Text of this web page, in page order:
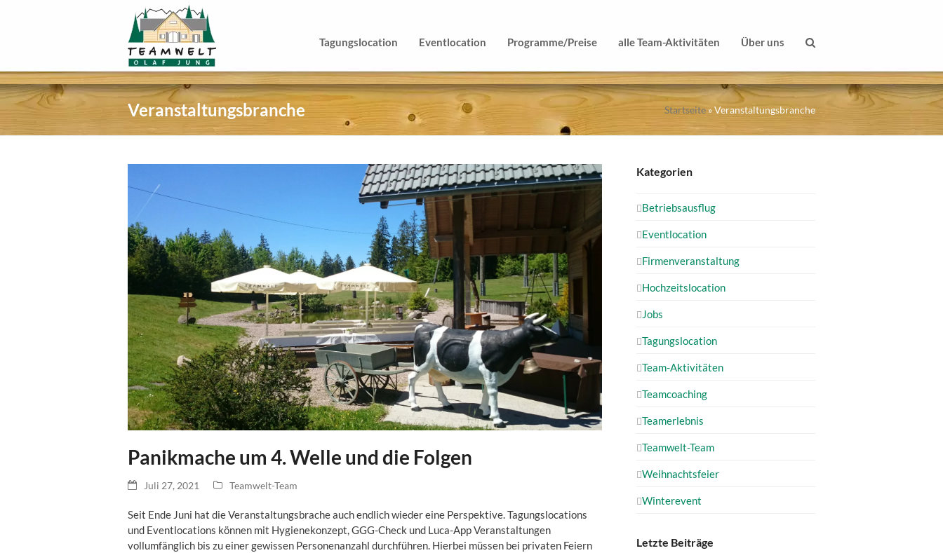
Tagungslocation Eventlocation Programme/Preise alle Team-Aktivitäten Über uns
Veranstaltungsbranche Startseite »Veranstaltungsbranche
Panikmache um 4. Welle und die Folgen
Juli 27, 2021 Teamwelt-Team
Seit Ende Juni hat die Veranstaltungsbrache auch endlich wieder eine Perspektive. Tagungslocations
und Eventlocations können mit Hygienekonzept, GGG-Check und Luca-App Veranstaltungen
vollumfänglich bis zu einer gewissen Personenanzahl durchführen. Hierbei müssen bei privaten Feiern
Kategorien
Betriebsausflug
Eventlocation
Firmenveranstaltung
Hochzeitslocation
Jobs
Tagungslocation
Team-Aktivitäten
Teamcoaching
Teamerlebnis
Teamwelt-Team
Weihnachtsfeier
Winterevent
Letzte Beiträge